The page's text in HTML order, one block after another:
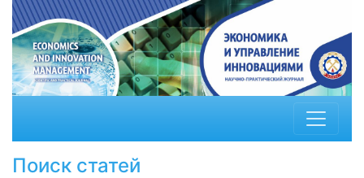
Поиск статей